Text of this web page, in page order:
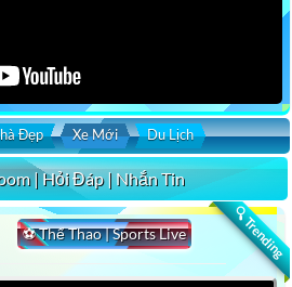
Đẹp Xe Mới Du Lịch
| Hỏi Đáp | Nhắn Tin
🔍 Trending
⚽ Thể Thao | Sports Live